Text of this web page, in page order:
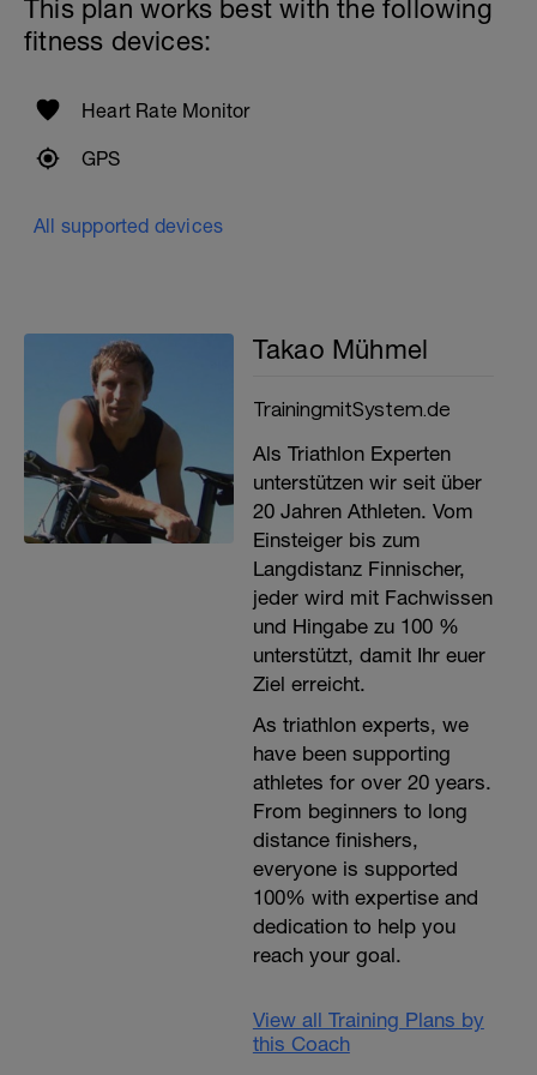
This plan works best with the following
fitness devices:
Heart Rate Monitor
GPS
All supported devices
Takao Mühmel
TrainingmitSystem.de
Als Triathlon Experten
unterstützen wir seit über
20 Jahren Athleten. Vom
Einsteiger bis zum
Langdistanz Finnischer,
jeder wird mit Fachwissen
und Hingabe zu 100 %
unterstützt, damit Ihr euer
Ziel erreicht.
As triathlon experts, we
have been supporting
athletes for over 20 years.
From beginners to long
distance finishers,
everyone is supported
100% with expertise and
dedication to help you
reach your goal.
View all Training Plans by
this Coach